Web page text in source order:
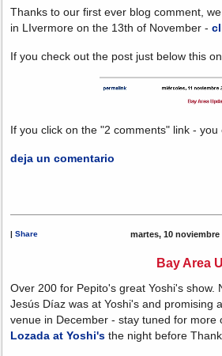
Thanks to our first ever blog comment,
in LIvermore on the 13th of November -
If you check out the post just below this
If you click on the "2 comments" link -
deja un comentario
Share martes, 10 noviembre
Bay Area
Over 200 for Pepito's great Yoshi's show.
Jesús Díaz was at Yoshi's and promising
venue in December - stay tuned for
Lozada at Yoshi's the night before